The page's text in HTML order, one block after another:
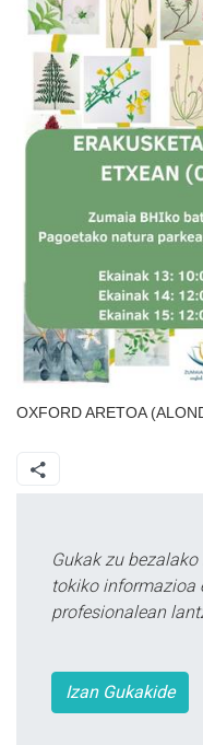
OXFORD ARETOA
Gukak zu
tokiko informazioa
profesionalean
Izan Gukakide